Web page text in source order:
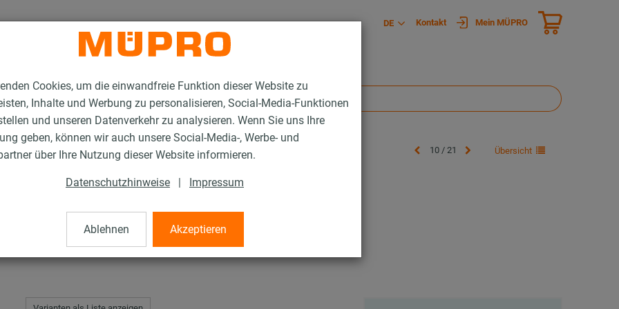
Cookies, um die einwandfreie Funktion dieser Website zu
Inhalte und Werbung zu personalisieren, Social-Media-Funktionen
und unseren Datenverkehr zu analysieren. Wenn Sie uns Ihre
geben, können wir auch unsere Social-Media-, Werbe- und
über Ihre Nutzung dieser Website informieren.
Datenschutzhinweise | Impressum
Ablehnen Akzeptieren
DE Kontakt Mein MÜPRO
Montageteile Sechskantmuttern 10 / 21 Übersicht